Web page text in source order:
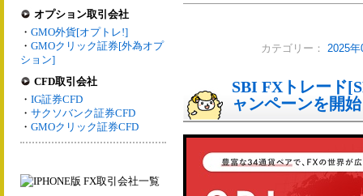
オプション取引会社
・ GMO外貨[オプトレ!]
・ GMOクリック証券[外為オプ
ション]
CFD取引会社
・ IG証券CFD
・ サクソバンク証券CFD
・ GMOクリック証券CFD
カテゴリー： 2025
SBI FXトレード
ャンペーンを開始